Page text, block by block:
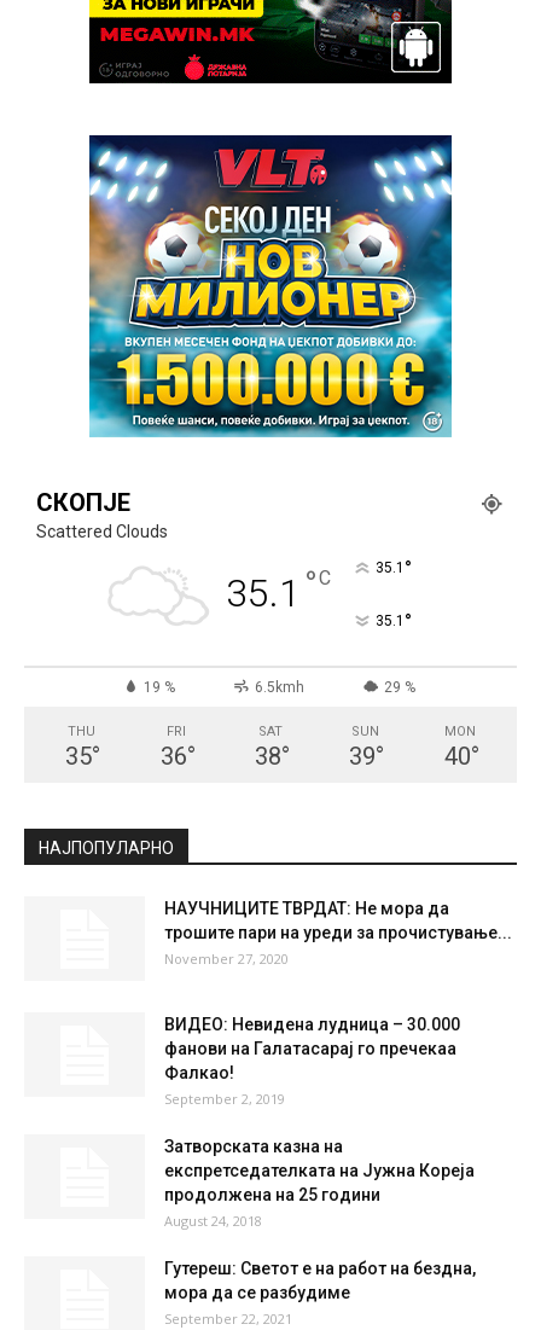
СКОПЈЕ
Scattered Clouds
35.1 °C 35.1 °
35.1 °
19 % 6.5kmh 29 %
THU
35°
FRI
36°
SAT
38°
SUN
39°
MON
40°
НАЈПОПУЛАРНО
НАУЧНИЦИТЕ ТВРДАТ: Не мора да
трошите пари на уреди за прочистување...
November 27, 2020
ВИДЕО: Невидена лудница – 30.000
фанови на Галатасарај го пречекаа
Фалкао!
September 2, 2019
Затворската казна на
експретседателката на Јужна Кореја
продолжена на 25 години
August 24, 2018
Гутереш: Светот е на работ на бездна,
мора да се разбудиме
September 22, 2021